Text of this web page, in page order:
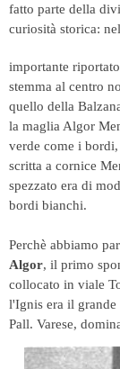
fatto parte della
curiosità storica:
importante
stemma al centro
quello della
la maglia Algor
verde come i
scritta a cornice
spezzato era di
bordi bianchi.
Perchè abbiamo
Algor, il primo
collocato in viale
l'Ignis era il
Pall. Varese,